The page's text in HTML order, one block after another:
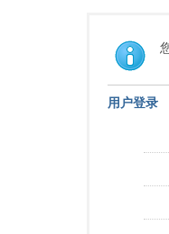
用户登录